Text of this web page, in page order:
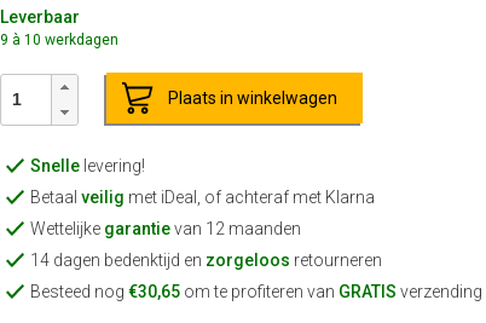
Leverbaar
9 à 10 werkdagen
Plaats in winkelwagen
Snellelevering!
Betaal veilig met iDeal, of achteraf met Klarna
Wettelijke garantievan 12 maanden
14 dagen bedenktijd en zorgeloos retourneren
Besteed nog €30,65om te profiteren van GRATIS verzending